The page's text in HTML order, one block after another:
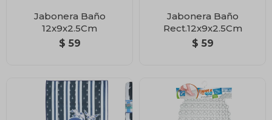
Jabonera Baño
12x9x2.5Cm
$ 59
Jabonera Baño
Rect.12x9x2.5Cm
$ 59